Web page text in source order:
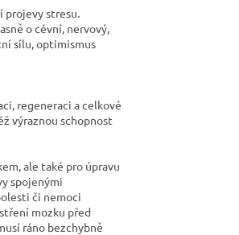
projevy stresu.
o cévní, nervový,
sílu, optimismus
regeneraci a celkové
výraznou schopnost
ale také pro úpravu
spojenými
či nemoci
mozku před
ráno bezchybně